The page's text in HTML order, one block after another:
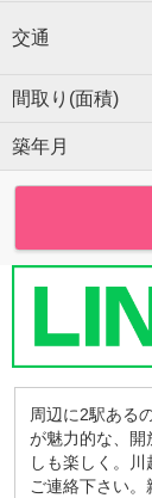
交通
間取り(面積)
築年月
周辺に2駅ある
が魅力的な、開
しも楽しく。
ご連絡下さい